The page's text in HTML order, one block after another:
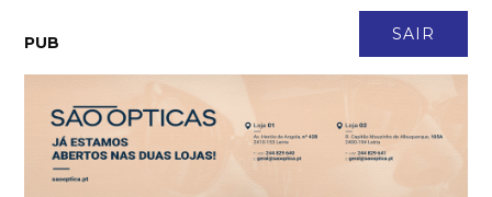
SAIR
PUB
The Gift apresentaram hoje o novo single Clássico